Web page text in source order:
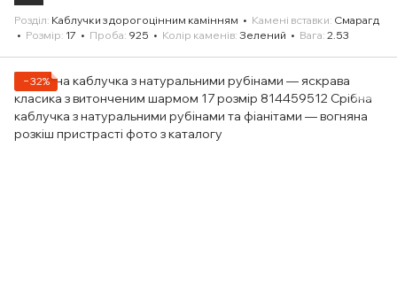
Розділ Каблучки з дорогоцінним камінням Камені вставки Смарагд
Розмір 17 Проба 925 Колір каменів Зелений Вага 2.53
−32%